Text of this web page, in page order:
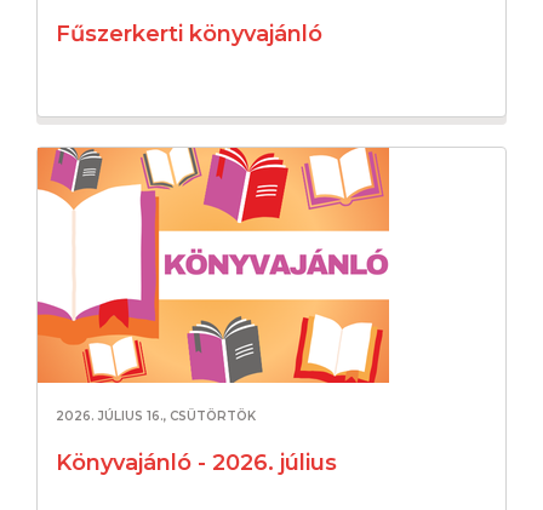
Fűszerkerti könyvajánló
2026. JÚLIUS 16., CSÜTÖRTÖK
Könyvajánló - 2026. július